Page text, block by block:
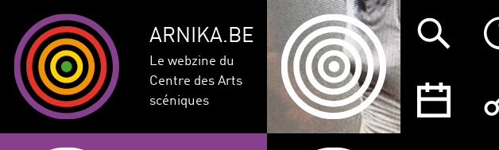
ARNIKA.BE
Le webzine du
Centre des Arts
scéniques